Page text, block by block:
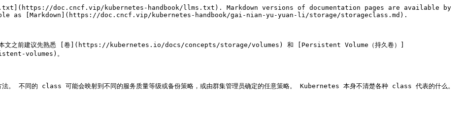
doc.cncf.vip/kubernetes-handbook/llms.txt). Markdown versions of documentation pages are available by
as [Markdown](https://doc.cncf.vip/kubernetes-handbook/gai-nian-yu-yuan-li/storage/storageclass.md).
本文之前建议先熟悉 [卷](https://kubernetes.io/docs/concepts/storage/volumes) 和 [Persistent Volume（持久卷）]
volumes)。
不同的 class 可能会映射到不同的服务质量等级或备份策略，或由群集管理员确定的任意策略。 Kubernetes 本身不清楚各种 class 代表的什么。